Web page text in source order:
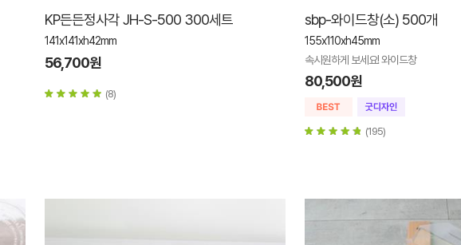
KP든든정사각 JH-S-500 300세트
141x141xh42mm
56,700원
(8)
sbp-와이드창(소) 500개
155x110xh45mm
속시원하게 보세요! 와이드창
80,500원
(195)